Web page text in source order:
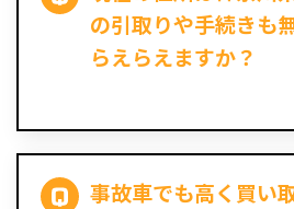
の引取りや手続きも
らえらえますか？
事故車でも高く買い